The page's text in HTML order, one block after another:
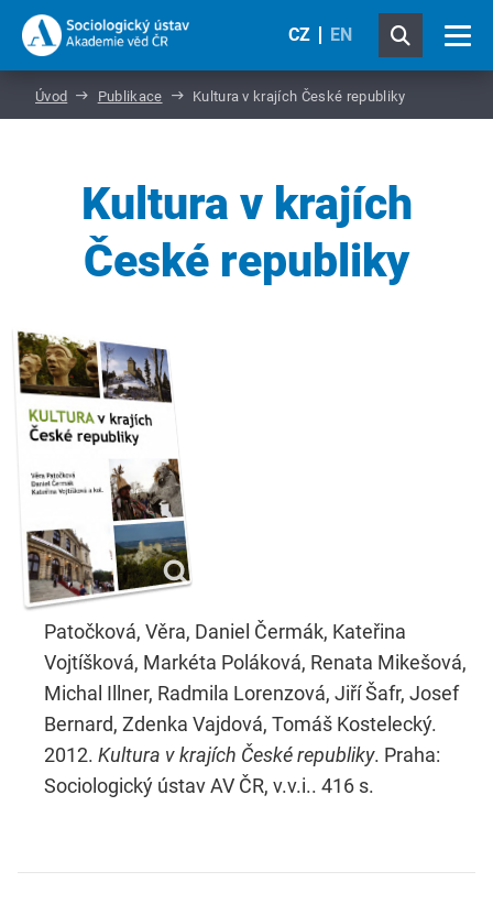
CZ EN
Úvod Publikace Kultura v krajích České republiky
Kultura v krajích
České republiky
Patočková, Věra, Daniel Čermák, Kateřina
Vojtíšková, Markéta Poláková, Renata Mikešová,
Michal Illner, Radmila Lorenzová, Jiří Šafr, Josef
Bernard, Zdenka Vajdová, Tomáš Kostelecký.
2012. Kultura v krajích České republiky. Praha:
Sociologický ústav AV ČR, v.v.i.. 416 s.